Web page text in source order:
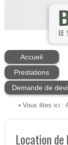
Accueil
Prestations
Demande de
• Vous êtes ici :
Location